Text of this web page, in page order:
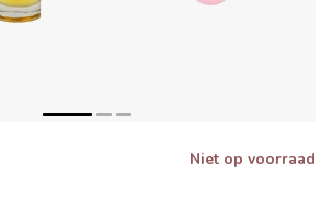
Niet op voorraad